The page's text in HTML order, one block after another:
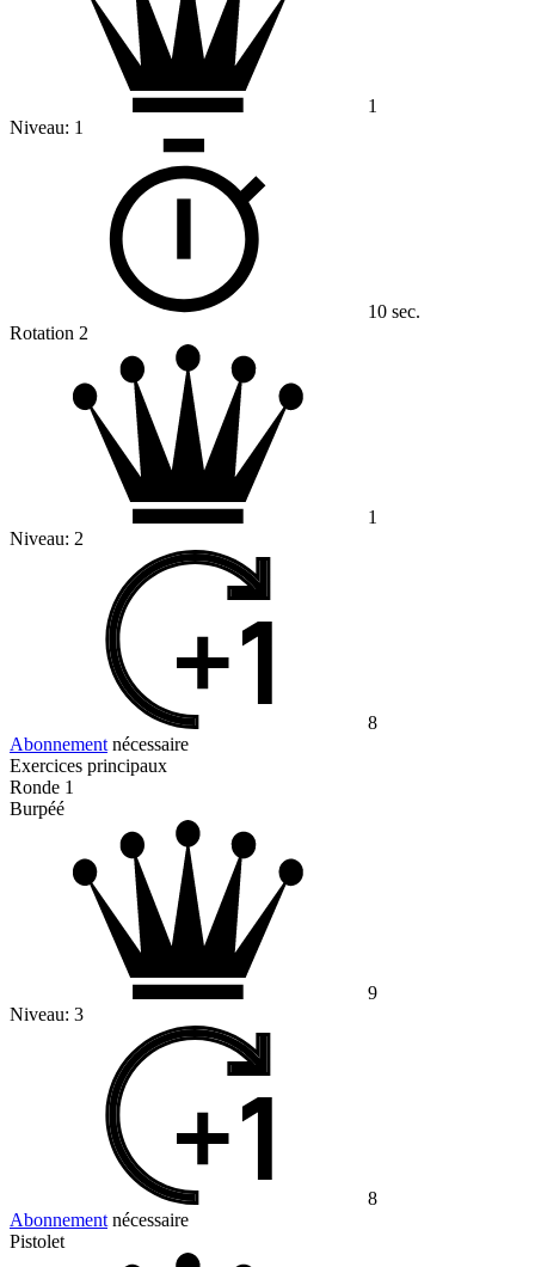
1
Niveau: 1
10 sec.
Rotation 2
1
Niveau: 2
8
Abonnement nécessaire
Exercices principaux
Ronde 1
Burpéé
9
Niveau: 3
8
Abonnement nécessaire
Pistolet